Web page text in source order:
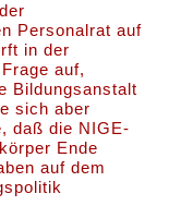
Personalrat auf
in der
auf,
Bildungsanstalt
sich aber
daß die NIGE-
Ende
auf dem